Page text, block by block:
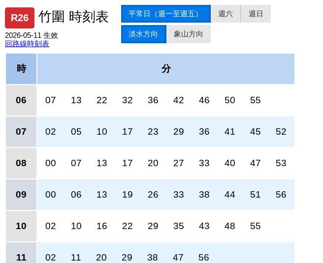
R26 竹圍 時刻表
2026-05-11 生效
回路線時刻表
平常日（週一至週五） 週六 週日
淡水方向 象山方向
時 分
06 07 13 22 32 36 42 46 50 55
07 02 05 10 17 23 29 36 41 45 52
08 00 07 13 17 20 27 33 40 47 53
09 00 06 13 19 26 33 38 44 51 56
10 02 10 16 22 29 35 43 48 55
11 02 11 20 29 38 47 56